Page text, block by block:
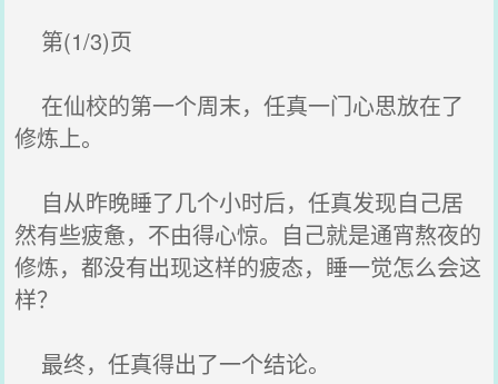
第(1/3)页
在仙校的第一个周末，任真一门心思放在了
修炼上。
自从昨晚睡了几个小时后，任真发现自己居
然有些疲惫，不由得心惊。自己就是通宵熬夜的
修炼，都没有出现这样的疲态，睡一觉怎么会这
样？
最终，任真得出了一个结论。